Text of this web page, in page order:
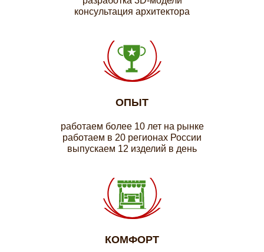
консультация архитектора
ОПЫТ
работаем более 10 лет на рынке
работаем в 20 регионах России
выпускаем 12 изделий в день
КОМФОРТ